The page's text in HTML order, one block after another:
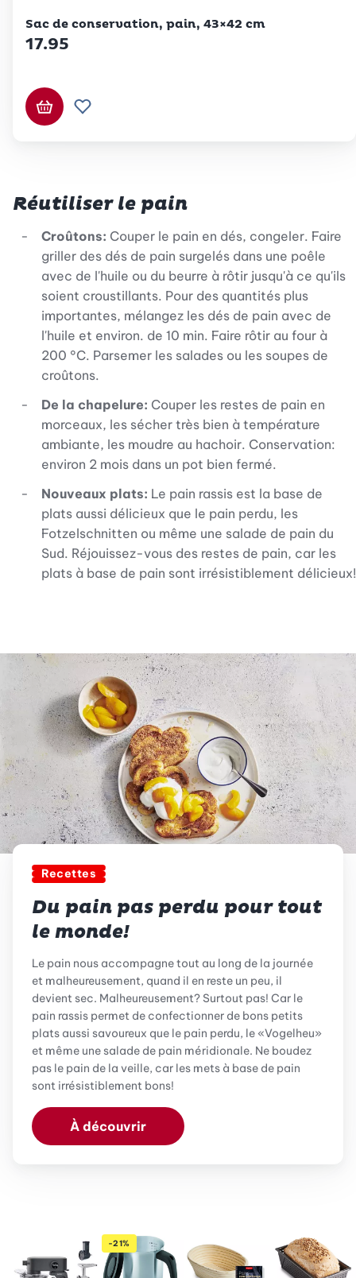
Sac de conservation, pain, 43×42 cm
17.95
Ajouter au panier
Ajouter à la liste de souhaits.
Réutiliser le pain
Croûtons: Couper le pain en dés, congeler. Faire
griller des dés de pain surgelés dans une poêle
avec de l'huile ou du beurre à rôtir jusqu'à ce qu'ils
soient croustillants. Pour des quantités plus
importantes, mélangez les dés de pain avec de
l'huile et environ. de 10 min. Faire rôtir au four à
200 °C. Parsemer les salades ou les soupes de
croûtons.
De la chapelure: Couper les restes de pain en
morceaux, les sécher très bien à température
ambiante, les moudre au hachoir. Conservation:
environ 2 mois dans un pot bien fermé.
Nouveaux plats: Le pain rassis est la base de
plats aussi délicieux que le pain perdu, les
Fotzelschnitten ou même une salade de pain du
Sud. Réjouissez-vous des restes de pain, car les
plats à base de pain sont irrésistiblement délicieux!
Recettes
Du pain pas perdu pour tout
le monde!
Le pain nous accompagne tout au long de la journée
et malheureusement, quand il en reste un peu, il
devient sec. Malheureusement? Surtout pas! Car le
pain rassis permet de confectionner de bons petits
plats aussi savoureux que le pain perdu, le «Vogelheu»
et même une salade de pain méridionale. Ne boudez
pas le pain de la veille, car les mets à base de pain
sont irrésistiblement bons!
À découvrir
-21%